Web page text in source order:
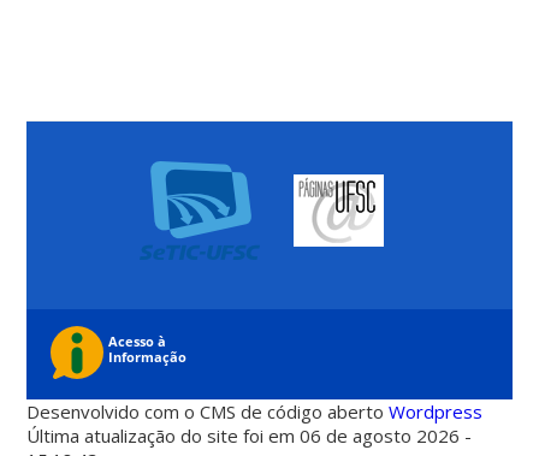
Desenvolvido com o CMS de código abertoWordpress
Última atualização do site foi em 06 de agosto 2026 -